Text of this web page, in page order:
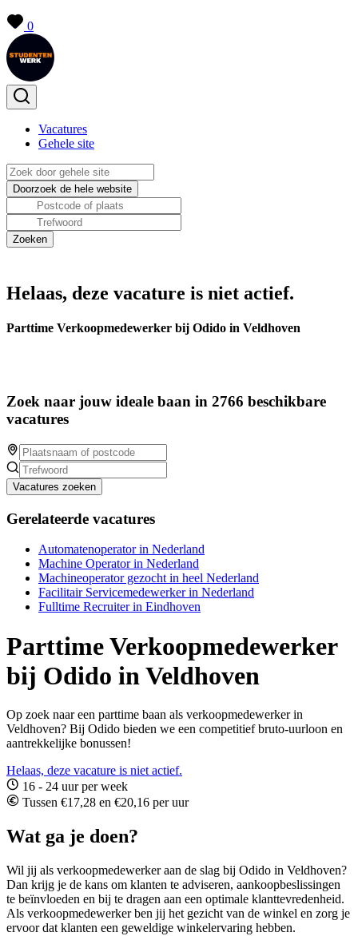
0
Vacatures
Gehele site
Helaas, deze vacature is niet actief.
Parttime Verkoopmedewerker bij Odido in Veldhoven
Zoek naar jouw ideale baan in 2766 beschikbare
vacatures
Vacatures zoeken
Gerelateerde vacatures
Automatenoperator in Nederland
Machine Operator in Nederland
Machineoperator gezocht in heel Nederland
Facilitair Servicemedewerker in Nederland
Fulltime Recruiter in Eindhoven
Parttime Verkoopmedewerker
bij Odido in Veldhoven
Op zoek naar een parttime baan als verkoopmedewerker in
Veldhoven? Bij Odido bieden we een competitief bruto-uurloon en
aantrekkelijke bonussen!
Helaas, deze vacature is niet actief.
16 - 24 uur per week
Tussen €17,28 en €20,16 per uur
Wat ga je doen?
Wil jij als verkoopmedewerker aan de slag bij Odido in Veldhoven?
Dan krijg je de kans om klanten te adviseren, aankoopbeslissingen
te beïnvloeden en bij te dragen aan een optimale klanttevredenheid.
Als verkoopmedewerker ben jij het gezicht van de winkel en zorg je
ervoor dat klanten een geweldige winkelervaring hebben.